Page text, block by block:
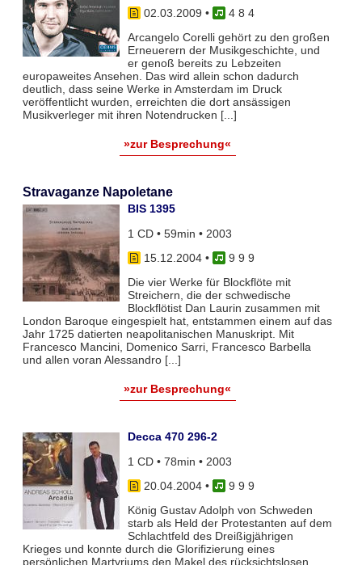
02.03.2009 •
4 8 4
Arcangelo Corelli gehört zu den großen
Erneuerern der Musikgeschichte, und
er genoß bereits zu Lebzeiten
europaweites Ansehen. Das wird allein schon dadurch
deutlich, dass seine Werke in Amsterdam im Druck
veröffentlicht wurden, erreichten die dort ansässigen
Musikverleger mit ihren Notendrucken [...]
»zur Besprechung«
Stravaganze Napoletane
BIS 1395
1 CD • 59min • 2003
15.12.2004•
9 9 9
Die vier Werke für Blockflöte mit
Streichern, die der schwedische
Blockflötist Dan Laurin zusammen mit
London Baroque eingespielt hat, entstammen einem auf das
Jahr 1725 datierten neapolitanischen Manuskript. Mit
Francesco Mancini, Domenico Sarri, Francesco Barbella
und allen voran Alessandro [...]
»zur Besprechung«
Decca 470 296-2
1 CD • 78min • 2003
20.04.2004•
9 9 9
König Gustav Adolph von Schweden
starb als Held der Protestanten auf dem
Schlachtfeld des Dreißigjährigen
Krieges und konnte durch die Glorifizierung eines
persönlichen Martyriums den Makel des rücksichtslosen